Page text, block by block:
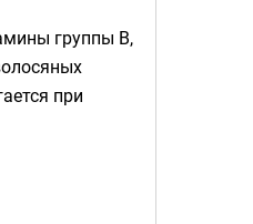
группы B,
при